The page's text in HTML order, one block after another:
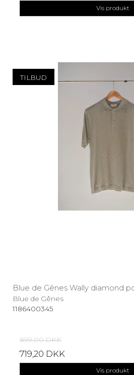
Vis produkt
TILBUD
Blue de Gênes Wally diamond
Blue de Gênes
1186400345
899,00 DKK
719,20 DKK
Vis produkt